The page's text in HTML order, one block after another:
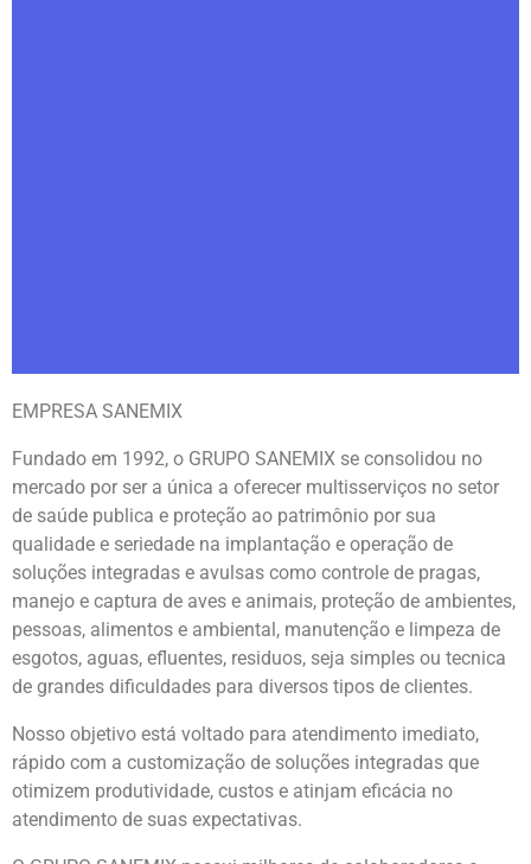
Sanemix a melhor do
Brasil
Única a oferecer serviços avulsos,
emergências e preventivos
Saiba Mais
EMPRESA SANEMIX
Fundado em 1992, o GRUPO SANEMIX se consolidou no
mercado por ser a única a oferecer multisserviços no setor
de saúde publica e proteção ao patrimônio por sua
qualidade e seriedade na implantação e operação de
soluções integradas e avulsas como controle de pragas,
manejo e captura de aves e animais, proteção de ambientes,
pessoas, alimentos e ambiental, manutenção e limpeza de
esgotos, aguas, efluentes, residuos, seja simples ou tecnica
de grandes dificuldades para diversos tipos de clientes.
Nosso objetivo está voltado para atendimento imediato,
rápido com a customização de soluções integradas que
otimizem produtividade, custos e atinjam eficácia no
atendimento de suas expectativas.